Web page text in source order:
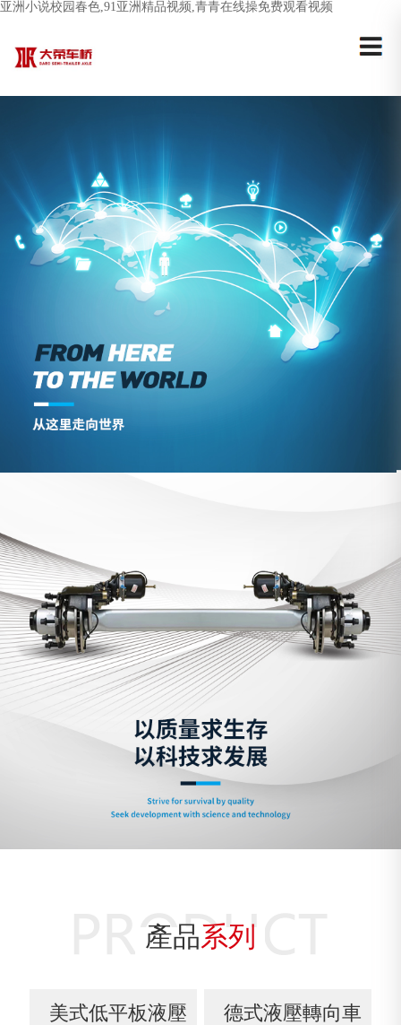
亚洲小说校园春色,91亚洲精品视频,青青在线操免费观看视频
產品系列
美式低平板液壓
德式液壓轉向車